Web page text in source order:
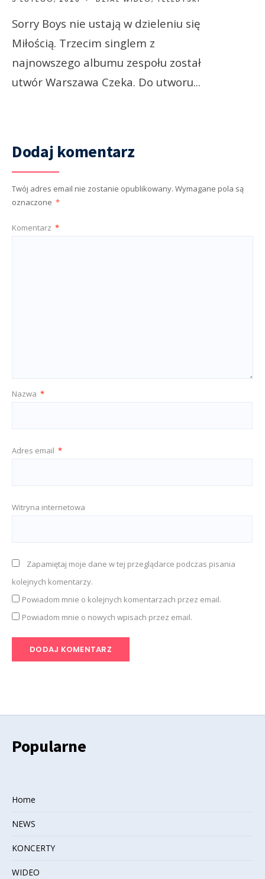
Sorry Boys nie ustają w dzieleniu się
Miłością. Trzecim singlem z
najnowszego albumu zespołu został
utwór Warszawa Czeka. Do utworu...
Dodaj komentarz
Twój adres email nie zostanie opublikowany. Wymagane pola są
oznaczone *
Komentarz *
Nazwa *
Adres email *
Witryna internetowa
Zapamiętaj moje dane w tej przeglądarce podczas pisania
kolejnych komentarzy.
Powiadom mnie o kolejnych komentarzach przez email.
Powiadom mnie o nowych wpisach przez email.
Popularne
Home
NEWS
KONCERTY
WIDEO